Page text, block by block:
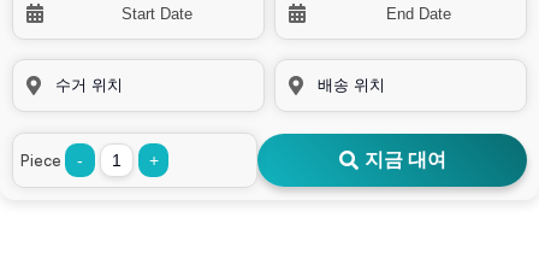
Piece - + 지금 대여